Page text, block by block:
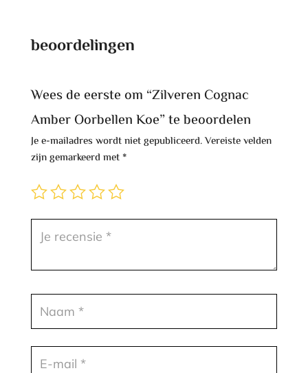
beoordelingen
Wees de eerste om “Zilveren Cognac
Amber Oorbellen Koe” te beoordelen
Je e-mailadres wordt niet gepubliceerd.Vereiste velden
zijn gemarkeerd met*